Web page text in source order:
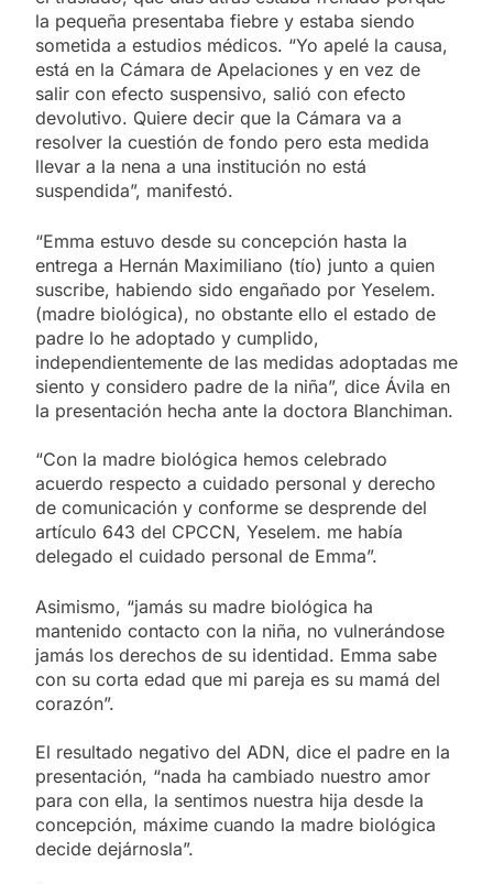
la pequeña presentaba fiebre y estaba siendo
sometida a estudios médicos. “Yo apelé la causa,
está en la Cámara de Apelaciones y en vez de
salir con efecto suspensivo, salió con efecto
devolutivo. Quiere decir que la Cámara va a
resolver la cuestión de fondo pero esta medida
llevar a la nena a una institución no está
suspendida”, manifestó.
“Emma estuvo desde su concepción hasta la
entrega a Hernán Maximiliano (tío) junto a quien
suscribe, habiendo sido engañado por Yeselem.
(madre biológica), no obstante ello el estado de
padre lo he adoptado y cumplido,
independientemente de las medidas adoptadas me
siento y considero padre de la niña”, dice Ávila en
la presentación hecha ante la doctora Blanchiman.
“Con la madre biológica hemos celebrado
acuerdo respecto a cuidado personal y derecho
de comunicación y conforme se desprende del
artículo 643 del CPCCN, Yeselem. me había
delegado el cuidado personal de Emma”.
Asimismo, “jamás su madre biológica ha
mantenido contacto con la niña, no vulnerándose
jamás los derechos de su identidad. Emma sabe
con su corta edad que mi pareja es su mamá del
corazón”.
El resultado negativo del ADN, dice el padre en la
presentación, “nada ha cambiado nuestro amor
para con ella, la sentimos nuestra hija desde la
concepción, máxime cuando la madre biológica
decide dejárnosla”.